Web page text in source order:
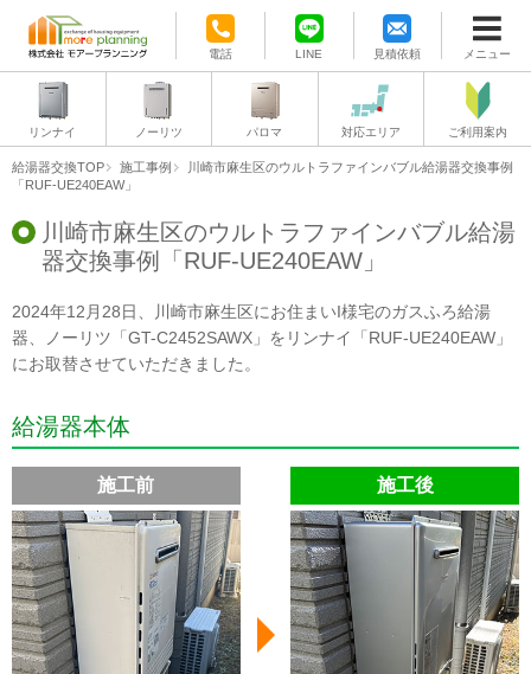
電話 LINE 見積依頼 メニュー
リンナイ ノーリツ パロマ 対応エリア ご利用案内
給湯器交換TOP 施工事例
川崎市麻生区のウルトラファインバブル給湯器交換事例
「RUF-UE240EAW」
川崎市麻生区のウルトラファインバブル給湯
器交換事例「RUF-UE240EAW」
2024年12月28日、川崎市麻生区にお住まいI様宅のガスふろ給湯
器、ノーリツ「GT-C2452SAWX」をリンナイ「RUF-UE240EAW」
にお取替させていただきました。
給湯器本体
施工前 施工後